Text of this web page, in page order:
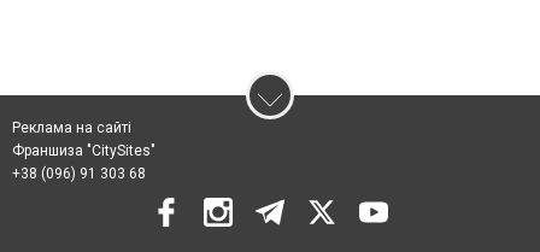
Реклама на сайті
Франшиза "CitySites"
+38 (096) 91 303 68